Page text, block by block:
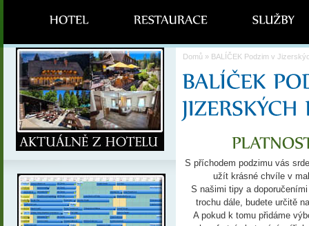
Domů » BALÍČEK Podzim v
S příchodem podzimu vás
užít krásné chvíle v
S našimi tipy a
trochu dále, budete určitě
A pokud k tomu přidáme